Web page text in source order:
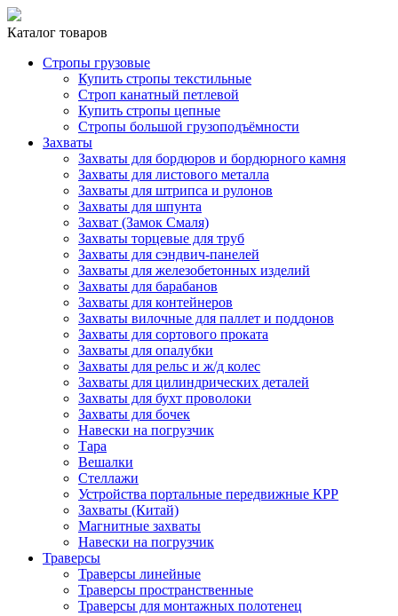
Каталог товаров
Стропы грузовые
Купить стропы текстильные
Строп канатный петлевой
Купить стропы цепные
Стропы большой грузоподъёмности
Захваты
Захваты для бордюров и бордюрного камня
Захваты для листового металла
Захваты для штрипса и рулонов
Захваты для шпунта
Захват (Замок Смаля)
Захваты торцевые для труб
Захваты для сэндвич-панелей
Захваты для железобетонных изделий
Захваты для барабанов
Захваты для контейнеров
Захваты вилочные для паллет и поддонов
Захваты для сортового проката
Захваты для опалубки
Захваты для рельс и ж/д колес
Захваты для цилиндрических деталей
Захваты для бухт проволоки
Захваты для бочек
Навески на погрузчик
Тара
Вешалки
Стеллажи
Устройства портальные передвижные КРР
Захваты (Китай)
Магнитные захваты
Навески на погрузчик
Траверсы
Траверсы линейные
Траверсы пространственные
Траверсы для монтажных полотенец